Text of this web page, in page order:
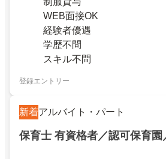
WEB面接OK
経験者優遇
学歴不問
スキル不問
登録エントリー
新着アルバイト・パート
保育士 有資格者／認可保育園